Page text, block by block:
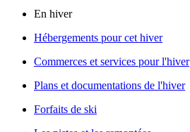
En hiver
Hébergements pour cet hiver
Commerces et services pour l'hiver
Plans et documentations de l'hiver
Forfaits de ski